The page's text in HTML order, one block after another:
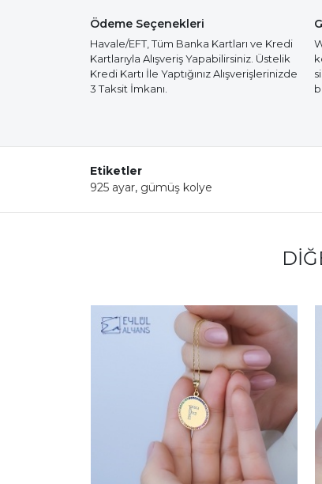
Ödeme Seçenekleri
Havale/EFT, Tüm Banka Kartları ve Kredi
Kartlarıyla Alışveriş Yapabilirsiniz. Üstelik
Kredi Kartı İle Yaptığınız Alışverişlerinizde
3 Taksit İmkanı.
Etiketler
925 ayar, gümüş kolye